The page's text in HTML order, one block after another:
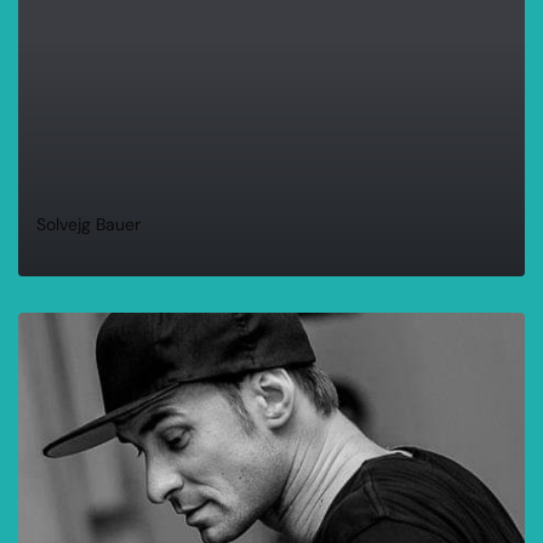
Solvejg Bauer
WEITERLESEN